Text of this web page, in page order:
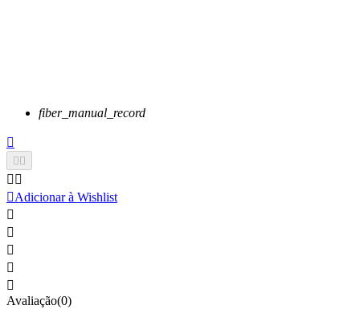
fiber_manual_record

 
 
Adicionar à Wishlist





Avaliação(0)